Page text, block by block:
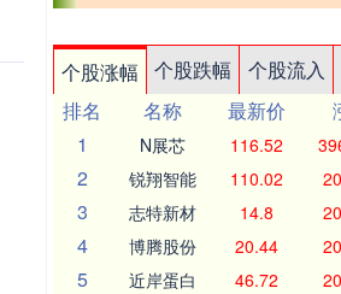
个股涨幅 个股跌幅 个股流入
排名
名称 最新价
1
N展芯 116.52
2 锐翔智能 110.02
3 志特新材 14.8
4 博腾股份 20.44
5 近岸蛋白 46.72